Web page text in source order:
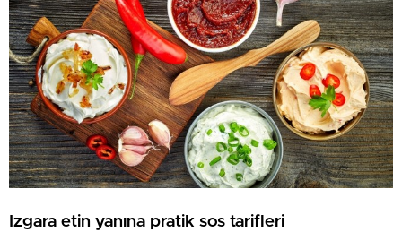
Izgara etin yanına pratik sos tarifleri